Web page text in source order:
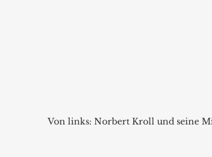
Von links: Norbert Kroll und seine